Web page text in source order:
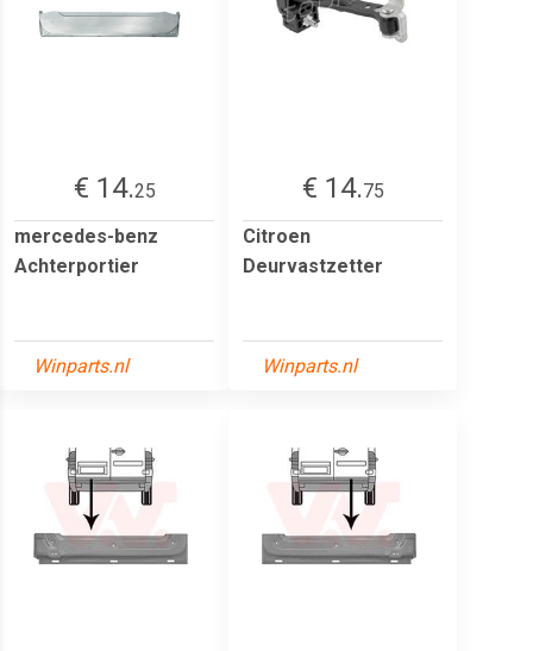
€ 14.25
mercedes-benz
Achterportier
Winparts.nl
€ 14.75
Citroen
Deurvastzetter
Winparts.nl